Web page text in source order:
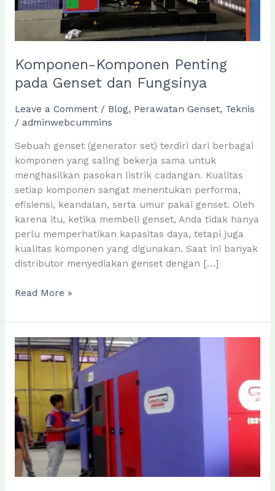
Komponen-Komponen Penting
pada Genset dan Fungsinya
Leave a Comment / Blog, Perawatan Genset, Teknis
/ adminwebcummins
Sebuah genset (generator set) terdiri dari berbagai
komponen yang saling bekerja sama untuk
menghasilkan pasokan listrik cadangan. Kualitas
setiap komponen sangat menentukan performa,
efisiensi, keandalan, serta umur pakai genset. Oleh
karena itu, ketika membeli genset, Anda tidak hanya
perlu memperhatikan kapasitas daya, tetapi juga
kualitas komponen yang digunakan. Saat ini banyak
distributor menyediakan genset dengan […]
Komponen-
Penting
pada
Genset
Read More »